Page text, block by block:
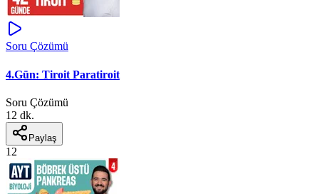
Soru Çözümü
4.Gün: Tiroit Paratiroit
Soru Çözümü
12 dk.
Paylaş
12